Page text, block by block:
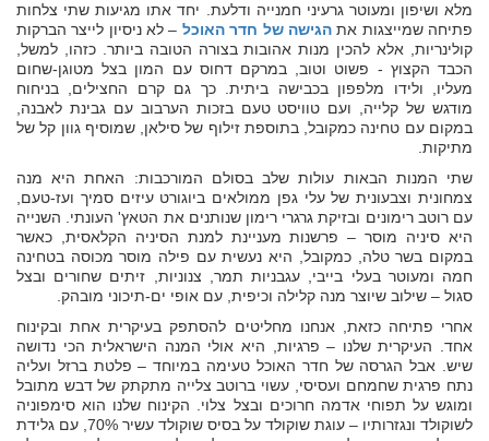
מלא ושיפון ומעוטר גרעיני חמנייה ודלעת. יחד אתו מגיעות שתי צלחות
פתיחה שמייצגות אתהגישה של חדר האוכל – לא ניסיון לייצר הברקות
קולינריות, אלא להכין מנות אהובות בצורה הטובה ביותר. כזהו, למשל,
הכבד הקצוץ - פשוט וטוב, במרקם דחוס עם המון בצל מטוגן-שחום
מעליו, ולידו מלפפון בכבישה ביתית. כך גם קרם החצילים, בניחוח
מודגש של קלייה, ועם טוויסט טעם בזכות הערבוב עם גבינת לאבנה,
במקום עם טחינה כמקובל, בתוספת זילוף של סילאן, שמוסיף גוון קל של
מתיקות.
שתי המנות הבאות עולות שלב בסולם המורכבות: האחת היא מנה
צמחונית וצבעונית של עלי גפן ממולאים ביוגורט עיזים סמיך ועז-טעם,
עם רוטב רימונים ובזיקת גרגרי רימון שנותנים את הטאץ' העונתי. השנייה
היא סיניה מוסר – פרשנות מעניינת למנת הסיניה הקלאסית, כאשר
במקום בשר טלה, כמקובל, היא נעשית עם פילה מוסר מכוסה בטחינה
חמה ומעוטר בעלי בייבי, עגבניות תמר, צנוניות, זיתים שחורים ובצל
סגול – שילוב שיוצר מנה קלילה וכיפית, עם אופי ים-תיכוני מובהק.
אחרי פתיחה כזאת, אנחנו מחליטים להסתפק בעיקרית אחת ובקינוח
אחד. העיקרית שלנו – פרגיות, היא אולי המנה הישראלית הכי נדושה
שיש. אבל הגרסה של חדר האוכל טעימה במיוחד – פלטת ברזל ועליה
נתח פרגית שחמחם ועסיסי, עשוי ברוטב צלייה מתקתק של דבש מתובל
ומוגש על תפוחי אדמה חרוכים ובצל צלוי. הקינוח שלנו הוא סימפוניה
לשוקולד ונגזרותיו – עוגת שוקולד על בסיס שוקולד עשיר 70%, עם גלידת